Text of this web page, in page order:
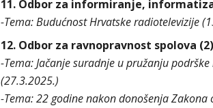
11. Odbor za informiranje,
-Tema: Budućnost Hrvatske radiotelevizije
12. Odbor za ravnopravnost spolova (2)
-Tema: Jačanje suradnje u pružanju
(27.3.2025.)
-Tema: 22 godine nakon donošenja